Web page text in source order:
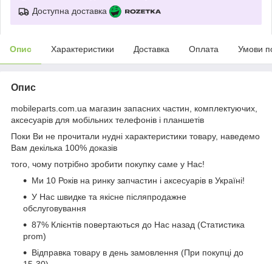
Доступна доставка
Опис Характеристики Доставка Оплата Умови
Опис
mobileparts.com.ua магазин запасних частин, комплектуючих,
аксесуарів для мобільних телефонів і планшетів
Поки Ви не прочитали нудні характеристики товару, наведемо
Вам декілька 100% доказів
того, чому потрібно зробити покупку саме у Нас!
Ми 10 Років на ринку запчастин і аксесуарів в Україні!
У Нас швидке та якісне післяпродажне
обслуговування
87% Клієнтів повертаються до Нас назад (Статистика
prom)
Відправка товару в день замовлення (При покупці до